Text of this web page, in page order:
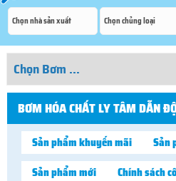
BƠM HÓA CHẤT LY TÂM DẪN
Sản phẩm khuyến mãi
Sản
Sản phẩm mới
Chính sách